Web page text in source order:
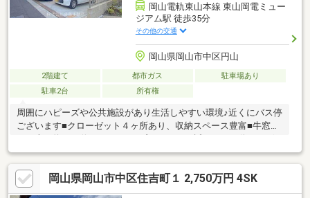
岡山電軌東山本線 東山岡電ミュー
ジアム駅 徒歩35分
その他の交通
岡山県岡山市中区円山
2階建て 都市ガス
駐車場あり
駐車2台
所有権
周囲にハピーズや公共施設があり生活しやすい環境♪近くにバス停
ございます■クローゼット４ヶ所あり、収納スペース豊富■牛窓線
います * *☆* *☆* *☆* *☆* *☆* *当社は不動産の購
入からリノベーションまでワンストップでサポートいたします。
お問い合わせは【086-250-9005】または資料請求・来場予約ボタ
ンから。予約カレンダー上で予約が出来ない日程に関しまして
岡山県岡山市中区住吉町１ 2,750万円 4SK